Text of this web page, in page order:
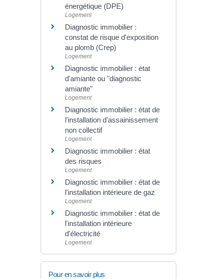
énergétique (DPE)
Logement
Diagnostic immobilier :
constat de risque d'exposition
au plomb (Crep)
Logement
Diagnostic immobilier : état
d'amiante ou "diagnostic
amiante"
Logement
Diagnostic immobilier : état de
l'installation d'assainissement
non collectif
Logement
Diagnostic immobilier : état
des risques
Logement
Diagnostic immobilier : état de
l'installation intérieure de gaz
Logement
Diagnostic immobilier : état de
l'installation intérieure
d'électricité
Logement
Pour en savoir plus